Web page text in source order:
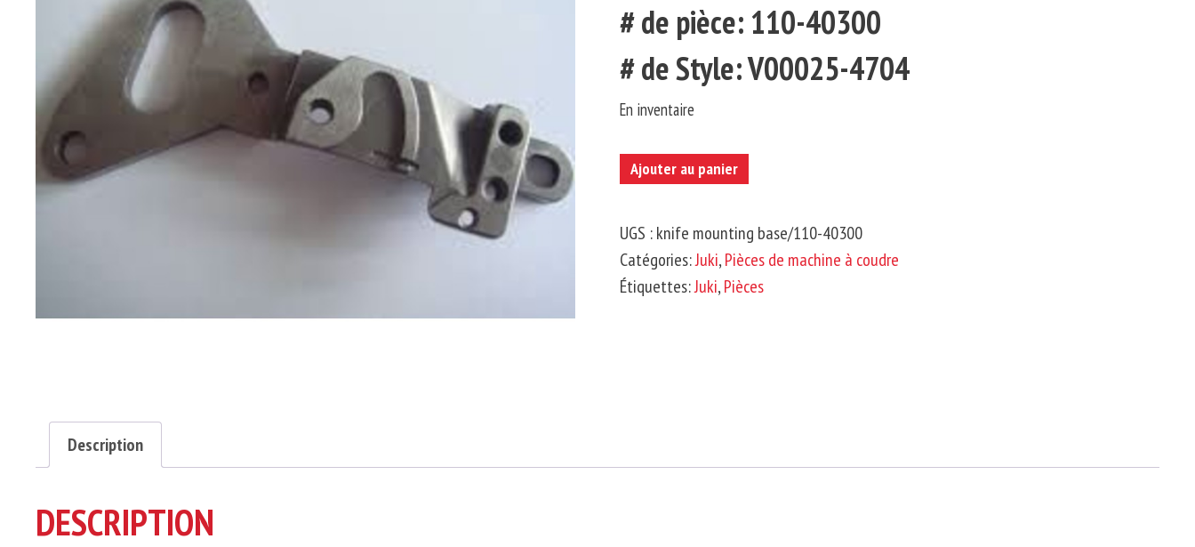
# de pièce: 110-40300
# de Style: V00025-4704
En inventaire
quantité
Base
de
Montage
Ajouter au panier
UGS :knife mounting base/110-40300
Catégories:Juki,Pièces de machine à coudre
Étiquettes:Juki,Pièces
Description
DESCRIPTION